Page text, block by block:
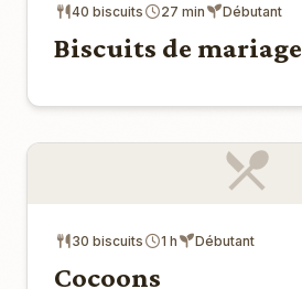
40 biscuits 27 min Débutant
Biscuits de mariage
30 biscuits 1 h Débutant
Cocoons